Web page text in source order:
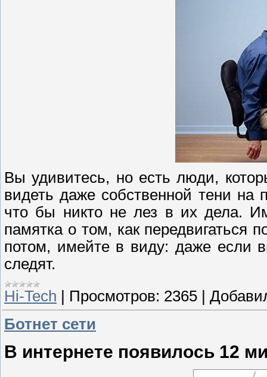
Вы удивитесь, но есть люди,
видеть даже собственной тени на
что бы никто не лез в их дела.
памятка о том, как передвигаться
потом, имейте в виду: даже если
следят.
Hi-Tech | Просмотров: 2365 |
Ботнет сети
В интернете появилось 12